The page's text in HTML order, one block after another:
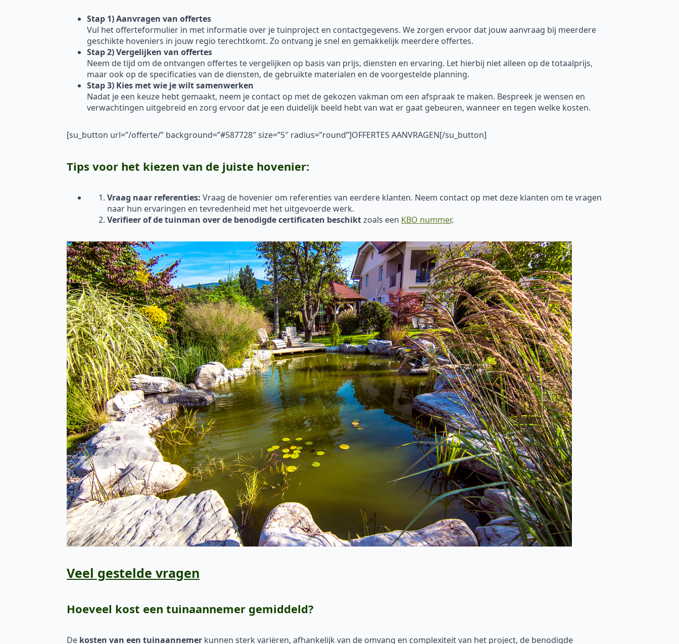
Stap 1) Aanvragen van offertes
Vul het offerteformulier in met informatie over je tuinproject en contactgegevens. We zorgen ervoor dat jouw aanvraag bij meerdere
geschikte hoveniers in jouw regio terechtkomt. Zo ontvang je snel en gemakkelijk meerdere offertes.
Stap 2) Vergelijken van offertes
Neem de tijd om de ontvangen offertes te vergelijken op basis van prijs, diensten en ervaring. Let hierbij niet alleen op de totaalprijs,
maar ook op de specificaties van de diensten, de gebruikte materialen en de voorgestelde planning.
Stap 3) Kies met wie je wilt samenwerken
Nadat je een keuze hebt gemaakt, neem je contact op met de gekozen vakman om een afspraak te maken. Bespreek je wensen en
verwachtingen uitgebreid en zorg ervoor dat je een duidelijk beeld hebt van wat er gaat gebeuren, wanneer en tegen welke kosten.
[su_button url=”/offerte/” background=”#587728″ size=”5″ radius=”round”]OFFERTES AANVRAGEN[/su_button]
Tips voor het kiezen van de juiste hovenier:
Vraag naar referenties: Vraag de hovenier om referenties van eerdere klanten. Neem contact op met deze klanten om te vragen
naar hun ervaringen en tevredenheid met het uitgevoerde werk.
Verifieer of de tuinman over de benodigde certificaten beschiktzoals een KBO nummer.
Veel gestelde vragen
Hoeveel kost een tuinaannemer gemiddeld?
De kosten van een tuinaannemer kunnen sterk variëren, afhankelijk van de omvang en complexiteit van het project, de benodigde